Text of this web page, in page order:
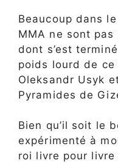
Beaucoup dans
MMA ne sont
dont s’est
poids lourd de
Oleksandr Usyk
Pyramides de
Bien qu’il soit le
expérimenté à
roi livre pour livre